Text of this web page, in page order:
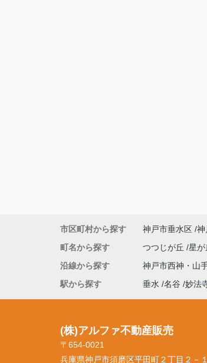
市区町村から探す 神戸市垂水区 神
町名から探す
つつじが丘 星が
沿線から探す
神戸市西神・山
駅から探す
垂水 名谷 妙法
(株)アルファ不動産販売
〒654-0021
兵庫県神戸市須磨区平田町２丁目２－